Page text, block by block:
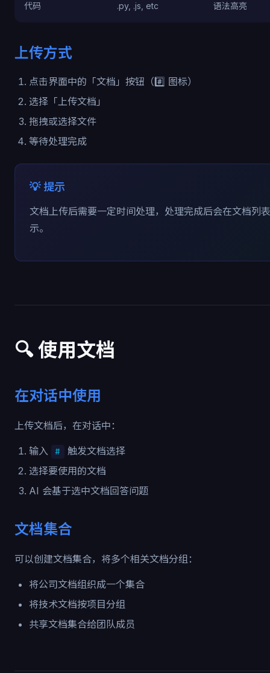
代码 .py, .js, etc 语法高亮
上传方式
点击界面中的「文档」按钮（#️⃣ 图标）
选择「上传文档」
拖拽或选择文件
等待处理完成
💡 提示
文档上传后需要一定时间处理，处理完成后会在文档列
示。
🔍 使用文档
在对话中使用
上传文档后，在对话中：
输入 #
触发文档选择
选择要使用的文档
AI 会基于选中文档回答问题
文档集合
可以创建文档集合，将多个相关文档分组：
将公司文档组织成一个集合
将技术文档按项目分组
共享文档集合给团队成员